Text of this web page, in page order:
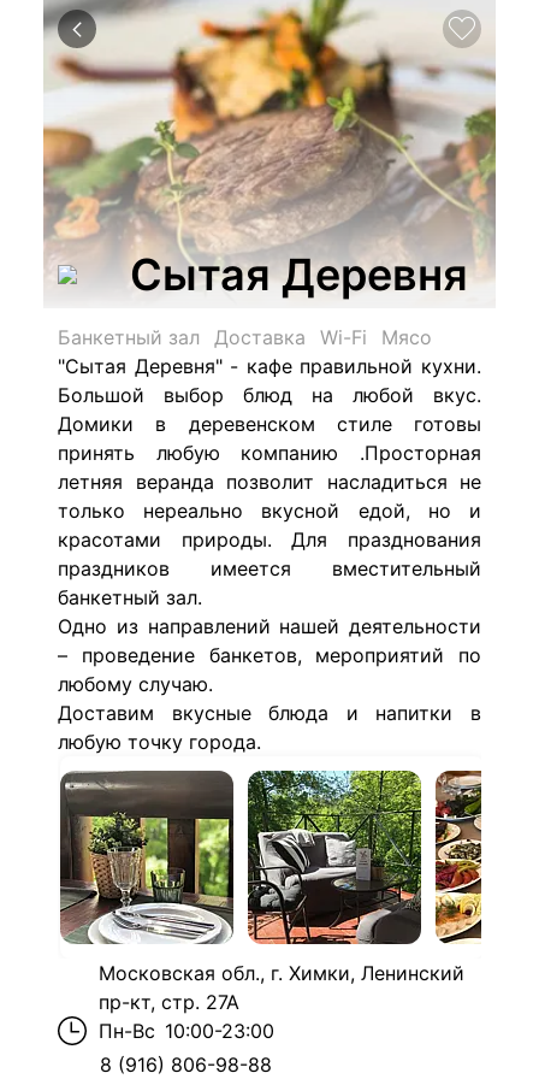
Сытая Деревня
Банкетный зал Доставка Wi-Fi
Мясо
"Сытая Деревня" - кафе правильной кухни.
Большой выбор блюд на любой вкус.
Домики в деревенском стиле готовы
принять любую компанию .Просторная
летняя веранда позволит насладиться не
только нереально вкусной едой, но и
красотами природы. Для празднования
праздников имеется вместительный
банкетный зал.
Одно из направлений нашей деятельности
– проведение банкетов, мероприятий по
любому случаю.
Доставим вкусные блюда и напитки в
любую точку города.
Московская обл., г. Химки, Ленинский
пр-кт, стр. 27А
Пн-Вс 10:00-23:00
8 (916) 806-98-88